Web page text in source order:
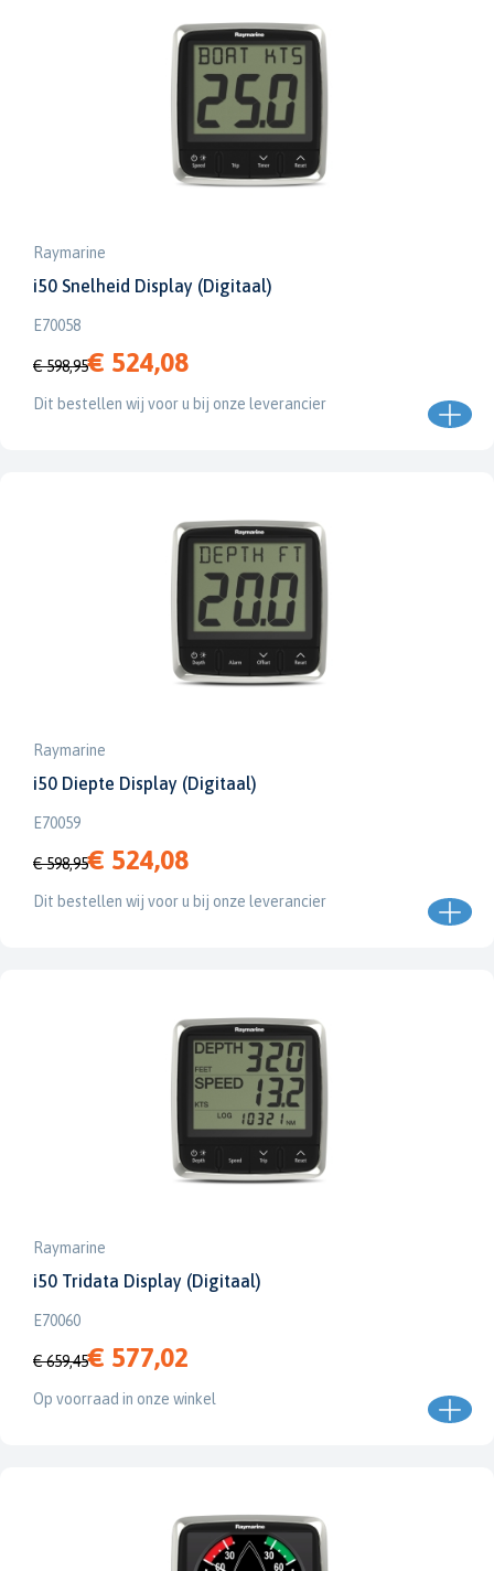
Raymarine
i50 Snelheid Display (Digitaal)
E70058
€ 598,95€ 524,08
Dit bestellen wij voor u bij onze leverancier
Raymarine
i50 Diepte Display (Digitaal)
E70059
€ 598,95€ 524,08
Dit bestellen wij voor u bij onze leverancier
Raymarine
i50 Tridata Display (Digitaal)
E70060
€ 659,45€ 577,02
Op voorraad in onze winkel